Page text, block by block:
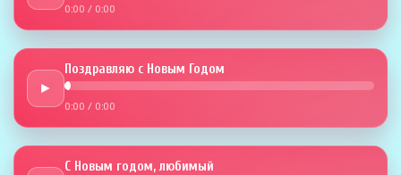
0:00 / 0:00
►
Поздравляю с Новым Годом
0:00 / 0:00
С Новым годом, любимый